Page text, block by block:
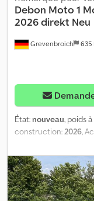
Grevenbroich 635
Debon Moto 1
2026 direkt Neu
État: nouveau, poids
construction: 2026 ,
shop De nombreux
ANHÄNGERWIRTZ
7j/7 Récupérez-le
ligne pour votre
renom ! Plus de 850